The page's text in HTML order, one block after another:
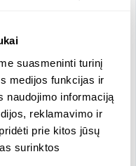
suasmeninti turinį
medijos funkcijas ir
naudojimo informaciją
reklamavimo ir
prie kitos jūsų
surinktos
vystymo
komanda;
bei generuoti idėjas;